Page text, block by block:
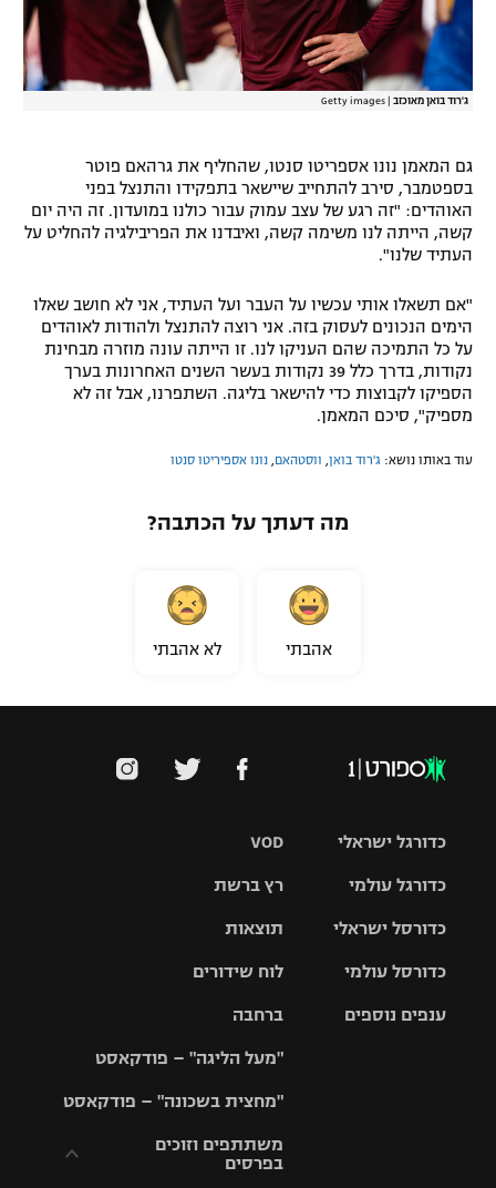
ג'רוד בואן מאוכזב Getty images
גם המאמן נונו אספריטו סנטו, שהחליף את גרהאם פוטר
בספטמבר, סירב להתחייב שיישאר בתפקידו והתנצל בפני
האוהדים: "זה רגע של עצב עמוק עבור כולנו במועדון. זה היה יום
קשה, הייתה לנו משימה קשה, ואיבדנו את הפריבילגיה להחליט על
העתיד שלנו".
"אם תשאלו אותי עכשיו על העבר ועל העתיד, אני לא חושב שאלו
הימים הנכונים לעסוק בזה. אני רוצה להתנצל ולהודות לאוהדים
על כל התמיכה שהם העניקו לנו. זו הייתה עונה מוזרה מבחינת
נקודות, בדרך כלל 39 נקודות בעשר השנים האחרונות בערך
הספיקו לקבוצות כדי להישאר בליגה. השתפרנו, אבל זה לא
מספיק", סיכם המאמן.
עוד באותו נושא: ג'רוד בואן, ווסטהאם, נונו אספיריטו סנטו
מה דעתך על הכתבה?
אהבתי לא אהבתי
VOD
רץ ברשת
תוצאות
לוח שידורים
ברחבה
"מעל הליגה" – פודקאסט
"מחצית בשכונה" – פודקאסט
משתתפים וזוכים
בפרסים
כדורגל ישראלי
גביע הטוטו
כדורגל עולמי
האלופות
ליגה
כדורסל ישראלי
סל
כדורסל עולמי
ענפים נוספים